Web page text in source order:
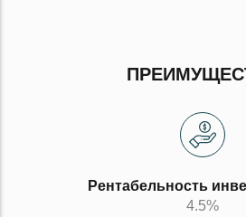
Рентабельность
4.5%